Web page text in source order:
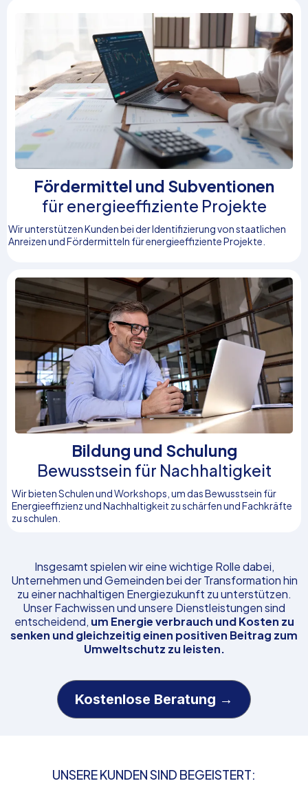
Fördermittel und Subventionen
für energieeffiziente Projekte
Wir unterstützen Kunden bei der Identifizierung von staatlichen
Anreizen und Fördermitteln für energieeffiziente Projekte.
Bildung und Schulung
Bewusstsein für Nachhaltigkeit
Wir bieten Schulen und Workshops, um das Bewusstsein für
Energieeffizienz und Nachhaltigkeit zu schärfen und Fachkräfte
zu schulen.
Insgesamt spielen wir eine wichtige Rolle dabei,
Unternehmen und Gemeinden bei der Transformation hin
zu einer nachhaltigen Energiezukunft zu unterstützen.
Unser Fachwissen und unsere Dienstleistungen sind
entscheidend, um Energie verbrauch und Kosten zu
senken und gleichzeitig einen positiven Beitrag zum
Umweltschutz zu leisten.
Kostenlose Beratung →
UNSERE KUNDEN SIND BEGEISTERT: